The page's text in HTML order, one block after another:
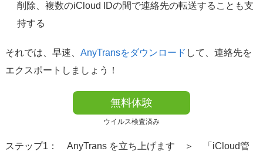
削除、複数のiCloud IDの間で連絡先の転送することも支
持する
それでは、早速、 AnyTransをダウンロード して、連絡先を
エクスポートしましょう！
無料体験
ウイルス検査済み
ステップ1： AnyTrans を立ち上げます ＞ 「iCloud管